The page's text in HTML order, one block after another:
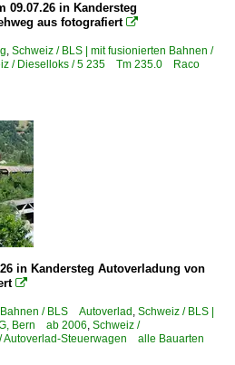
AG seit 2001
AG
1901-1997
(Höhenweg)
Zweisimmen-Bahn 1941-1997
'Ameise'
Baudiensttraktor
2/2
09.07.26 in Kandersteg
aus fotografiert 
, Schweiz / BLS | mit fusionierten Bahnen /
/ Dieselloks / 5 235 Tm 235.0 Raco
in Kandersteg Autoverladung von

/ BLS Autoverlad , Schweiz / BLS |
Bern ab 2006, Schweiz /
Autoverlad-Steuerwagen alle Bauarten